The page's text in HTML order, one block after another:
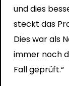
und dies
steckt das
Dies war als
immer noch
Fall geprüft.“